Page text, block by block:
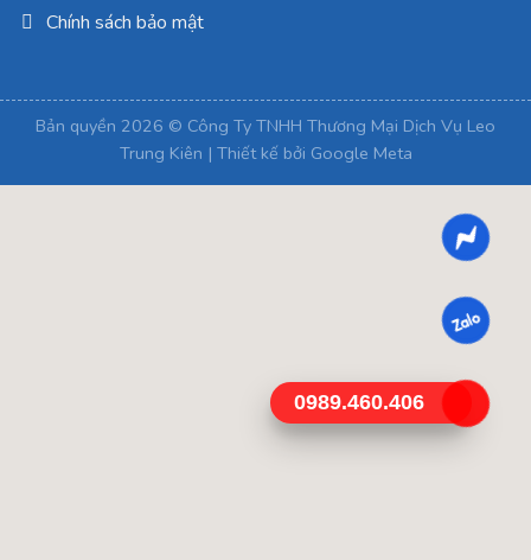
Chính sách bảo mật
Bản quyền 2026 © Công Ty TNHH Thương Mại Dịch Vụ Leo
Trung Kiên | Thiết kế bởi Google Meta
0989.460.406